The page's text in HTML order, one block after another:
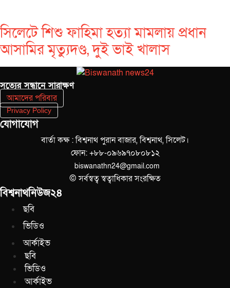
সিলেটে শিশু ফাহিমা হত্যা মামলায় প্রধান
আসামির মৃত্যুদণ্ড, দুই ভাই খালাস
সত‌্যের সন্ধানে সারাক্ষণ
আমাদের পরিবার
Privacy Policy
যোগাযোগ
বার্তা কক্ষ : বিশ্বনাথ পুরান বাজার, বিশ্বনাথ, সিলেট।
ফোন: +৮৮-০৯৬৯৭০৮০৮১২
biswanathn24@gmail.com
© সর্বস্বত্ব স্বত্বাধিকার সংরক্ষিত
বিশ্বনাথনিউজ২৪
ছবি
ভিডিও
আর্কাইভ
ছবি
ভিডিও
আর্কাইভ